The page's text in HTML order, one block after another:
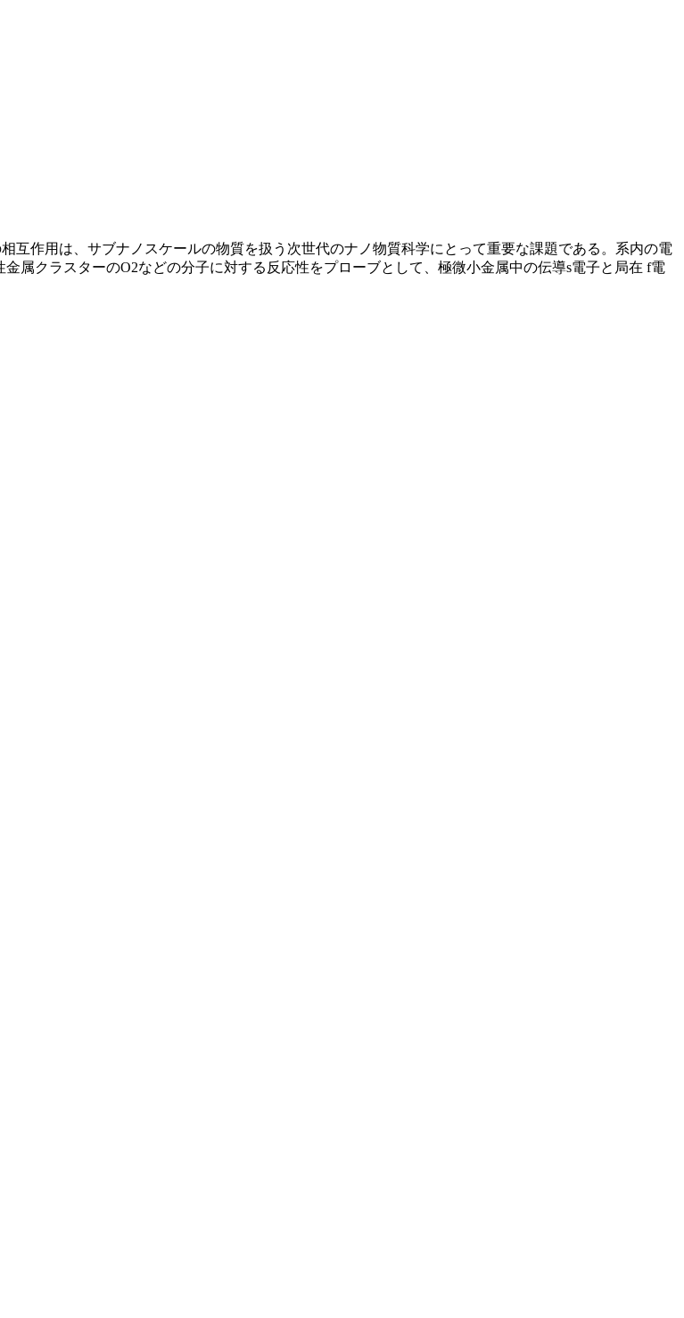
互作用は、サブナノスケールの物質を扱う次世代のナノ物質科学にとって重要な課題である。系内の電
属クラスターのO2などの分子に対する反応性をプローブとして、極微小金属中の伝導s電子と局在 f電